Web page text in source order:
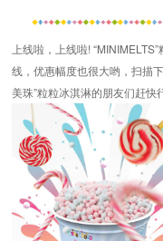
上线啦，上线啦!
线，优惠幅度也很大哟，扫描
美珠”粒粒冰淇淋的朋友们赶快